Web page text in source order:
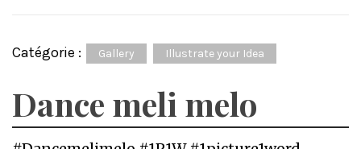
Catégorie : Gallery Illustrate your Idea
Dance meli melo